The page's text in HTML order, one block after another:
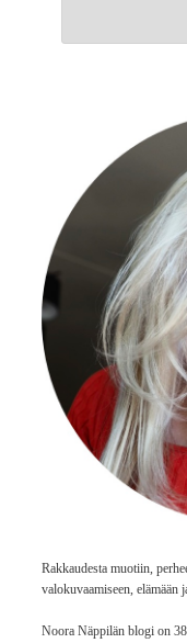
Rakkaudesta muotiin,
valokuvaamiseen, elämään
Noora Näppilän blogi on